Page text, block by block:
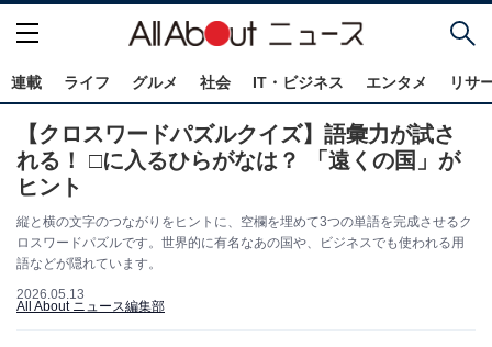
連載 ライフ グルメ 社会 IT・ビジネス エンタメ リサ
【クロスワードパズルクイズ】語彙力が試さ
れる！ □に入るひらがなは？ 「遠くの国」が
ヒント
縦と横の文字のつながりをヒントに、空欄を埋めて3つの単語を完成させるク
ロスワードパズルです。世界的に有名なあの国や、ビジネスでも使われる用
語などが隠れています。
2026.05.13
All About ニュース編集部